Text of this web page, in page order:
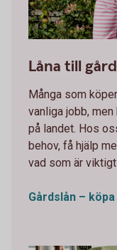
Låna till gård
Många som
vanliga jobb,
på landet. Hos
behov, få hjälp
vad som är
Gårdslån – köpa